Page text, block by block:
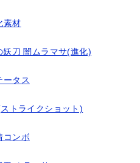
素材
妖刀 闇ムラマサ(進化)
ータス
トライクショット)
コンボ